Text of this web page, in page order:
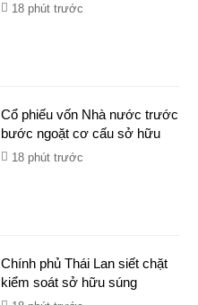
18 phút trước
Cổ phiếu vốn Nhà nước trước
bước ngoặt cơ cấu sở hữu
18 phút trước
Chính phủ Thái Lan siết chặt
kiểm soát sở hữu súng